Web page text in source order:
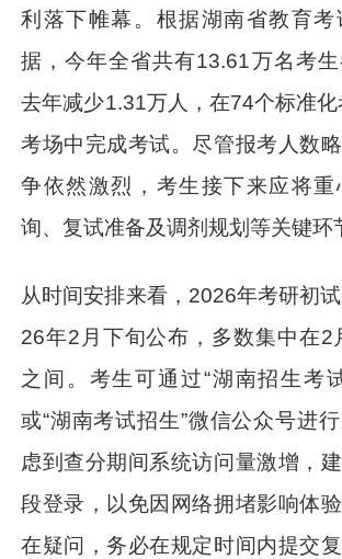
利落下帷幕。根据湖南省教育考
据，今年全省共有13.61万名考
去年减少1.31万人，在74个标准
考场中完成考试。尽管报考人数
争依然激烈，考生接下来应将重
询、复试准备及调剂规划等关键环
从时间安排来看，2026年考研初
26年2月下旬公布，多数集中在2
之间。考生可通过“湖南招生考
或“湖南考试招生”微信公众号进
虑到查分期间系统访问量激增，
段登录，以免因网络拥堵影响体
在疑问，务必在规定时间内提交